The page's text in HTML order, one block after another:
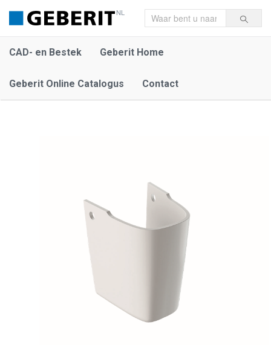
NL
CAD- en Bestek Geberit Home
Geberit Online Catalogus Contact